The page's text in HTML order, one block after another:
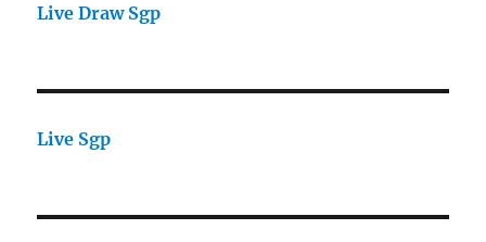
Live Draw Sgp
Live Sgp